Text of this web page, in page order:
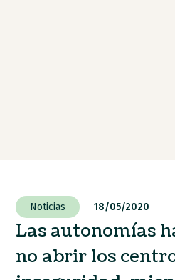
Noticias 18/05/2020
Las autonomías
no abrir los